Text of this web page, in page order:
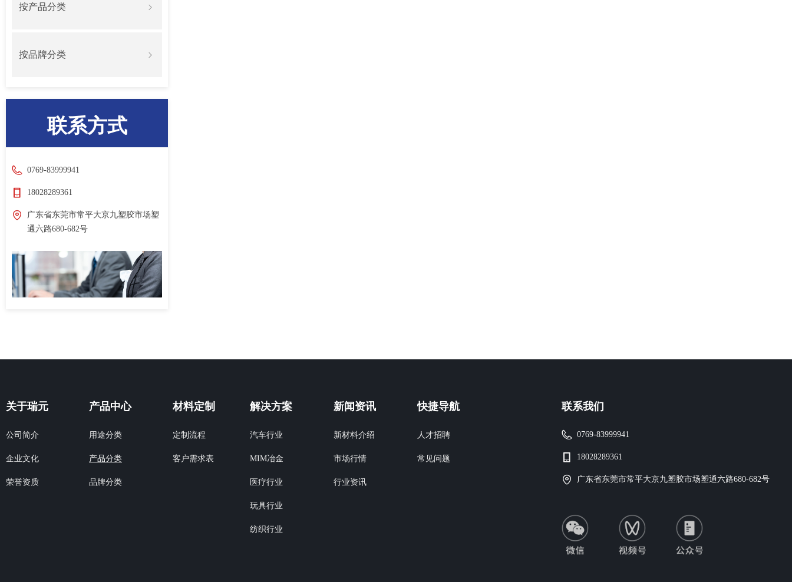
ꁇ
按产品分类
ꁇ
按品牌分类
联系方式
0769-83999941
18028289361
广东省东莞市常平大京九塑胶市场塑
通六路680-682号
联系我们
0769-83999941
18028289361
广东省东莞市常平大京九塑胶市场塑通六路680-682号
关于瑞元
公司简介
企业文化
荣誉资质
产品中心
用途分类
产品分类
品牌分类
材料定制
定制流程
客户需求表
解决方案
汽车行业
MIM冶金
医疗行业
玩具行业
纺织行业
新闻资讯
新材料介绍
市场行情
行业资讯
快捷导航
人才招聘
常见问题